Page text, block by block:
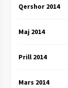
Qershor 2014
Maj 2014
Prill 2014
Mars 2014